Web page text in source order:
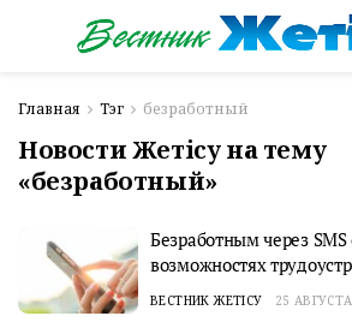
Главная Тэг безработный
Новости Жетісу на тему
«безработный»
Безработным через
возможностях
ВЕСТНИК ЖЕТІСУ 25